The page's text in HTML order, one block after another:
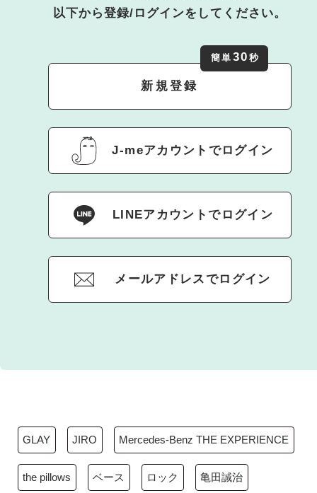
以下から登録/ログインをしてください。
新規登録
簡単 30 秒
J-meアカウントでログイン
LINEアカウントでログイン
メールアドレスでログイン
GLAY JIRO Mercedes-Benz THE EXPERIENCE
the pillows ベース ロック 亀田誠治